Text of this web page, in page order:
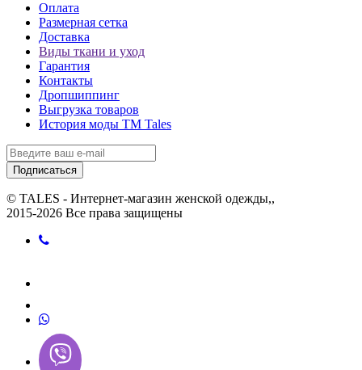
Оплата
Размерная сетка
Доставка
Виды ткани и уход
Гарантия
Контакты
Дропшиппинг
Выгрузка товаров
История моды ТМ Tales
Подписаться
© TALES - Интернет-магазин женской одежды,,
2015-2026 Все права защищены